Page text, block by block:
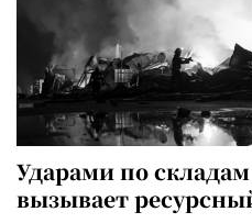
Ударами по
вызывает